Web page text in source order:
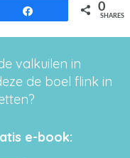
0
SHARES
valkuilen in
de boel flink in
e-book: